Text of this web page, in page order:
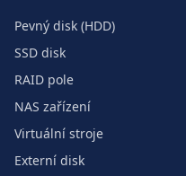
Pevný disk (HDD)
SSD disk
RAID pole
NAS zařízení
Virtuální stroje
Externí disk